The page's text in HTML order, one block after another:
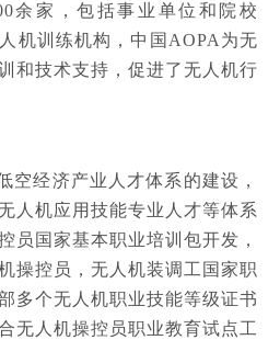
余家，包括事业单位和院校
机训练机构，中国AOPA为无
和技术支持，促进了无人机行
空经济产业人才体系的建设，
人机应用技能专业人才等体系
员国家基本职业培训包开发，
操控员，无人机装调工国家职
多个无人机职业技能等级证书
无人机操控员职业教育试点工